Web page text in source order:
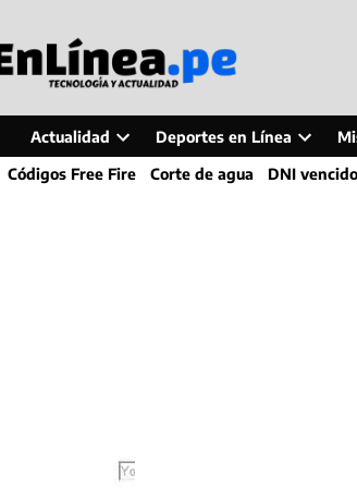
Actualidad
Open
dropdown
Deportes en Línea
Open
dropdown
Códigos Free Fire Corte de agua DNI vencido